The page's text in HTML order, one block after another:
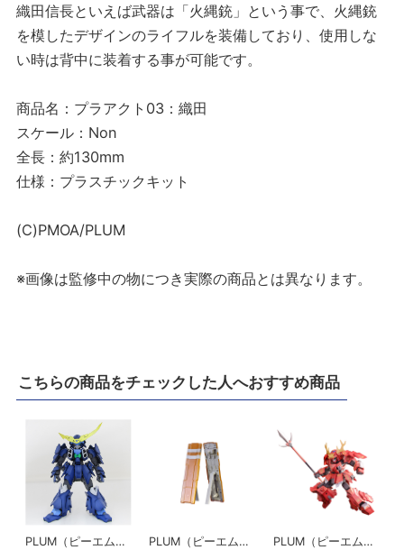
織田信長といえば武器は「火縄銃」という事で、火縄銃
を模したデザインのライフルを装備しており、使用しな
い時は背中に装着する事が可能です。
商品名：プラアクト03：織田
スケール：Non
全長：約130mm
仕様：プラスチックキット
(C)PMOA/PLUM
※画像は監修中の物につき実際の商品とは異なります。
こちらの商品をチェックした人へおすすめ商品
PLUM（ピーエムオフィスエー) PLUM（ピーエムオフィスエー) PLUM（ピーエムオフィスエー)